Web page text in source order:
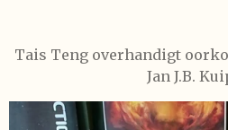
Tais Teng overhandigt
Jan J.B.